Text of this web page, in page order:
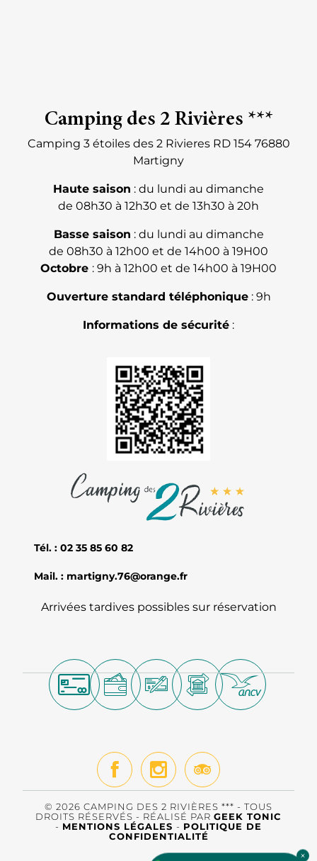
Camping des 2 Rivières ***
Camping 3 étoiles des 2 Rivieres RD 154 76880
Martigny
Haute saison : du lundi au dimanche
de 08h30 à 12h30 et de 13h30 à 20h
Basse saison : du lundi au dimanche
de 08h30 à 12h00 et de 14h00 à 19H00
Octobre : 9h à 12h00 et de 14h00 à 19H00
Ouverture standard téléphonique: 9h
Informations de sécurité :
Tél. : 02 35 85 60 82
Mail. : martigny.76@orange.fr
Arrivées tardives possibles sur réservation
© 2026 CAMPING DES 2 RIVIÈRES *** - TOUS
DROITS RÉSERVÉS - RÉALISÉ PAR GEEK TONIC
- MENTIONS LÉGALES - POLITIQUE DE
CONFIDENTIALITÉ